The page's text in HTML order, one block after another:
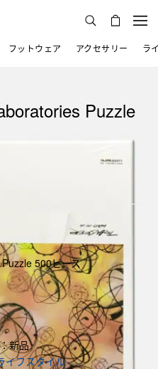
フットウェア アクセサリー ラ
Puzzle
500ピース
新品
イフスタイル